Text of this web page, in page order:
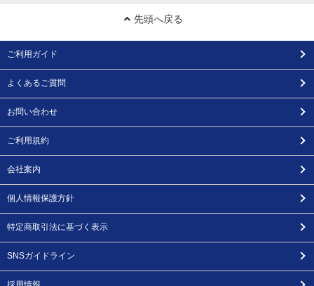
先頭へ戻る
ご利用ガイド
よくあるご質問
お問い合わせ
ご利用規約
会社案内
個人情報保護方針
特定商取引法に基づく表示
SNSガイドライン